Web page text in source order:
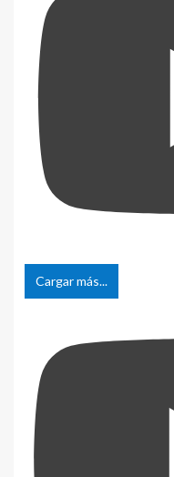
Cargar más...